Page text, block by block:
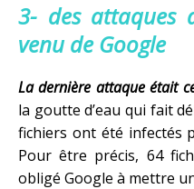
3- des attaques
venu de Google
La dernière attaque était
la goutte d’eau qui fait
fichiers ont été infectés
Pour être précis, 64
obligé Google à mettre